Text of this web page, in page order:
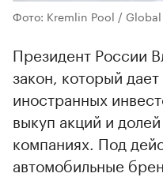
Фото: Kremlin Pool / Global
Президент России
закон, который
иностранных
выкуп акций и
компаниях. Под
автомобильные